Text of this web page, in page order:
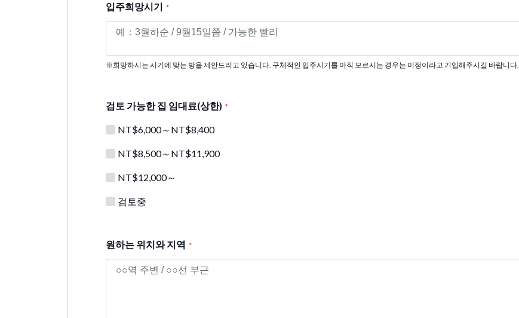
입주희망시기 *
※희망하시는 시기에 맞는 방을 제안드리고 있습니다. 구체적인 입주시기를 아직 모르시는 경우는 미정이라고 기입해주시길 바랍니다.
검토 가능한 집 임대료(상한) *
NT$6,000～NT$8,400
NT$8,500～NT$11,900
NT$12,000～
검토중
원하는 위치와 지역 *